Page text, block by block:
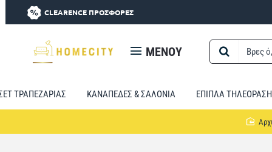
CLEARENCE ΠΡΟΣΦΟΡΕΣ
MENOY
Βρες
χρειαστείς...
ΤΡΑΠΕΖΑΡΙΑΣ ΚΑΝΑΠΕΔΕΣ & ΣΑΛΟΝΙΑ ΕΠΙΠΛΑ